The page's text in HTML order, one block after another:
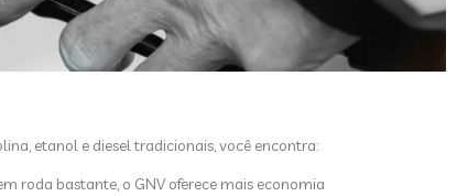
etanol e diesel tradicionais, você encontra:
roda bastante, o GNV oferece mais economia